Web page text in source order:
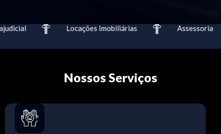
Locações Imobiliárias Assessoria
Nossos Serviços